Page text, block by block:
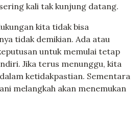
kali tak kunjung datang.
kita tidak bisa
tidak demikian. Ada atau
untuk memulai tetap
Jika terus menunggu, kita
ketidakpastian. Sementara
melangkah akan menemukan